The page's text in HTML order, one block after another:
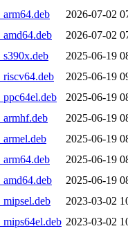
2026-07-02
2026-07-02
2025-06-19
2025-06-19
2025-06-19
2025-06-19
2025-06-19
2025-06-19
2025-06-19
2023-03-02
2023-03-02